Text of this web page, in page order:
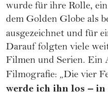
wurde für ihre Rolle,
dem Golden Globe als
ausgezeichnet und für
Darauf folgten viele
Filmen und Serien. Ein
Filmografie: „Die vier
werde ich ihn los – in